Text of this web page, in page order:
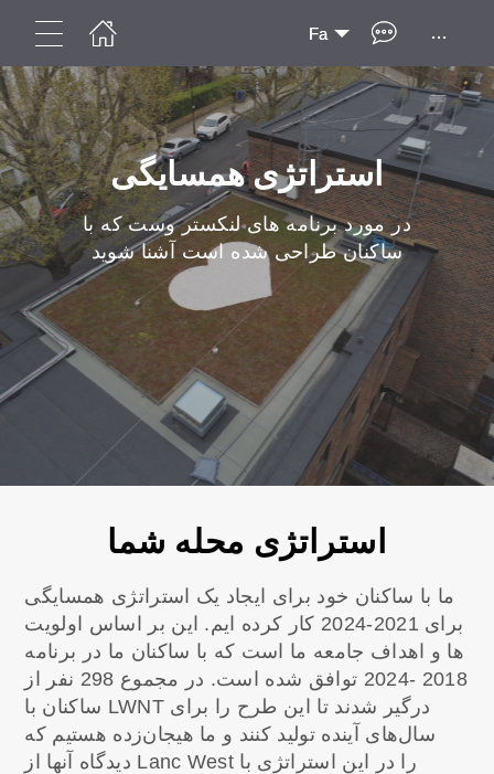
Fa ...
استراتژی همسایگی
در مورد برنامه های لنکستر وست که با
ساکنان طراحی شده است آشنا شوید
استراتژی محله شما
ما با ساکنان خود برای ایجاد یک استراتژی همسایگی
برای 2021-2024 کار کرده ایم. این بر اساس اولویت
ها و اهداف جامعه ما است که با ساکنان ما در برنامه
2018 -2024 توافق شده است. در مجموع 298 نفر از
ساکنان با LWNT درگیر شدند تا این طرح را برای
سال‌های آینده تولید کنند و ما هیجان‌زده هستیم که
دیدگاه آنها از Lanc West را در این استراتژی با